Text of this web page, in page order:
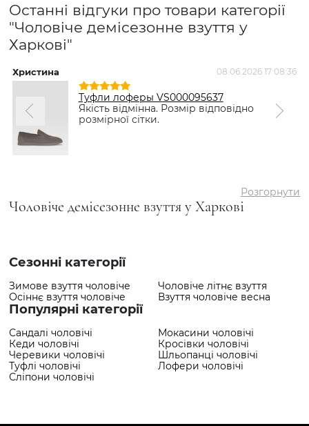
Чоловіче демісезонне взуття у Харкові
Сезонні категорії
Зимове взуття чоловіче
Чоловіче літнє взуття
Осіннє взуття чоловіче
Взуття чоловіче весна
Популярні категорії
Сандалі чоловічі
Мокасини чоловічі
Кеди чоловічі
Кросівки чоловічі
Черевики чоловічі
Шльопанці чоловічі
Туфлі чоловічі
Лофери чоловічі
Сліпони чоловічі
✅ Найдешевший
товар
1370 грн
✅ Найдорожчий
товар
✅
Найпопулярніший
Черевики комфорт VS000091912
Чорний
Останні відгуки про товари категорії
"Чоловіче демісезонне взуття у
Харкові"
Христина 08.06.2026 17:08:36
Туфли лоферы VS000095637
Якість відмінна. Розмір відповідно
розмірної сітки.
Розгорнути